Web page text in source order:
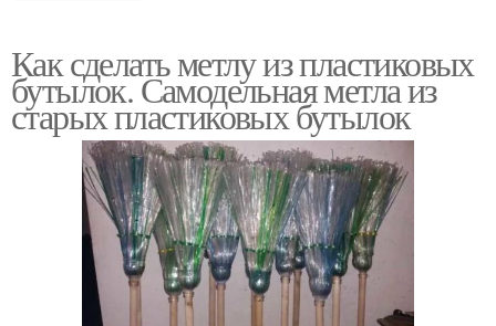
Как сделать метлу из пластиковых
бутылок. Самодельная метла из
старых пластиковых бутылок